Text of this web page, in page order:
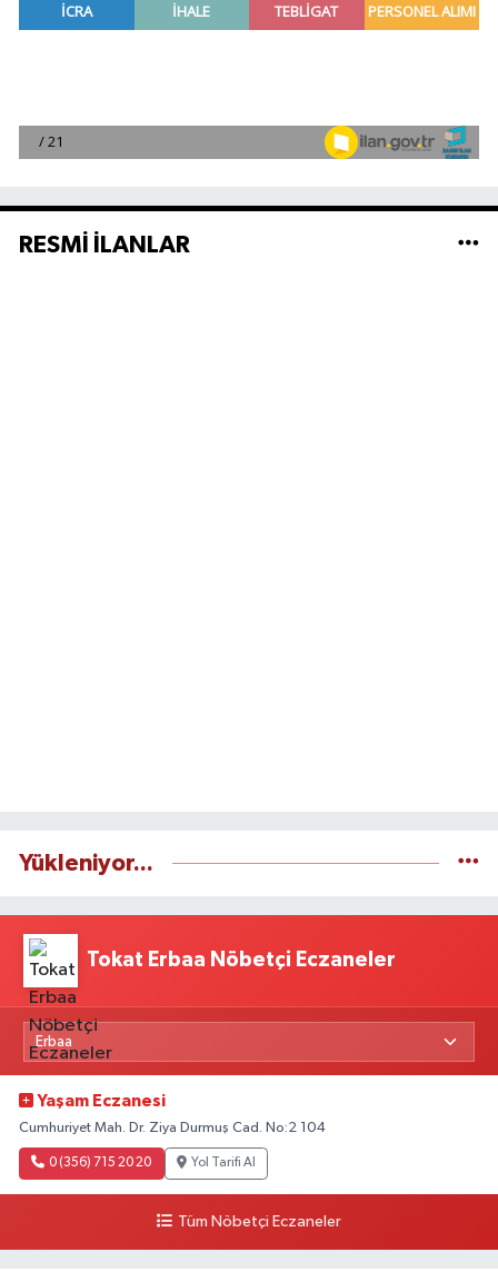
RESMİ İLANLAR
Yükleniyor...
Tokat Erbaa Nöbetçi Eczaneler
Yaşam Eczanesi
Cumhuriyet Mah. Dr. Ziya Durmuş Cad. No:2 104
0 (356) 715 20 20 Yol Tarifi Al
Tüm Nöbetçi Eczaneler